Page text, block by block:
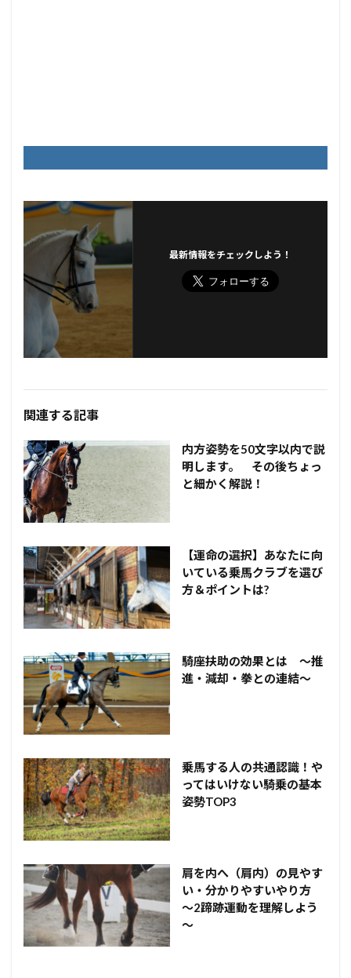
最新情報をチェックしよう！
関連する記事
内方姿勢を50文字以内で説
明します。 その後ちょっ
と細かく解説！
【運命の選択】あなたに向
いている乗馬クラブを選び
方＆ポイントは?
騎座扶助の効果とは ～推
進・減却・拳との連結～
乗馬する人の共通認識！や
ってはいけない騎乗の基本
姿勢TOP3
肩を内へ（肩内）の見やす
い・分かりやすいやり方
～2蹄跡運動を理解しよう
～